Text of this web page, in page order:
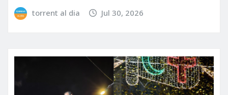
torrent al dia Jul 30, 2026